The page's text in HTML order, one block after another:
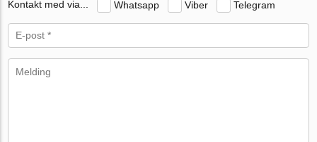
Kontakt med via... Whatsapp Viber Telegram